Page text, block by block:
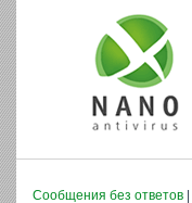
Сообщения без ответов